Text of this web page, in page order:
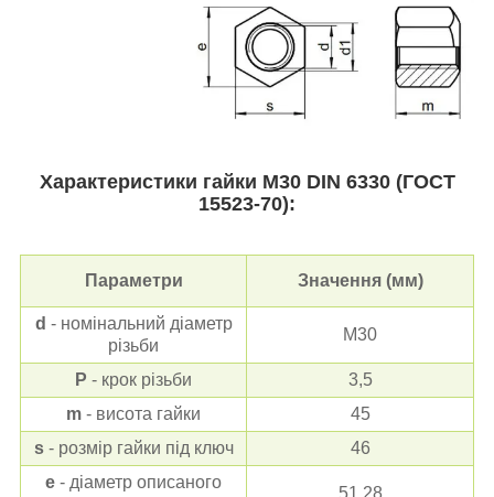
Характеристики гайки М30 DIN 6330(ГОСТ
15523-70):
Параметри Значення (мм)
d - номінальний діаметр
різьби
М30
Р - крок різьби
3,5
m - висота гайки
45
s- розмір гайки під ключ
46
е - діаметр описаного
51,28